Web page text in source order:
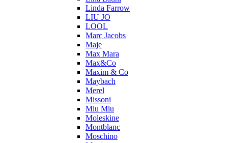
Linda Farrow
LIU JO
LOOL
Marc Jacobs
Maje
Max Mara
Max&Co
Maxim & Co
Maybach
Merel
Missoni
Miu Miu
Moleskine
Montblanc
Moschino